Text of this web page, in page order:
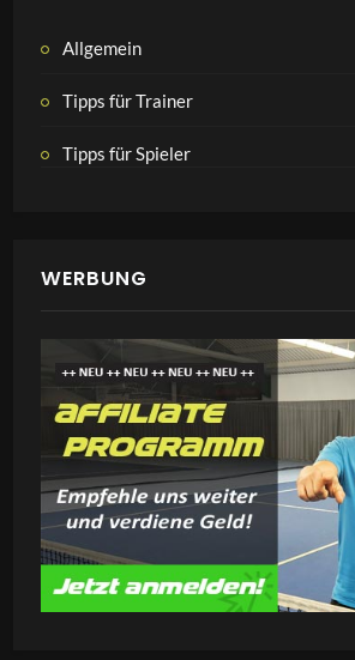
Allgemein
Tipps für Trainer
Tipps für Spieler
WERBUNG